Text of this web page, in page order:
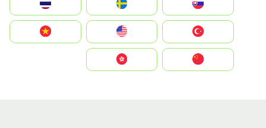
Slovensko
United States
Vietnam